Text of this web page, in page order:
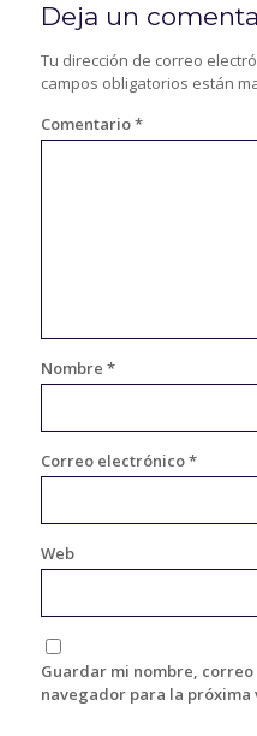
Deja un
Tu dirección de correo
campos obligatorios están
Comentario*
Nombre *
Correo electrónico*
Web
Guardar mi nombre,
navegador para la próxima